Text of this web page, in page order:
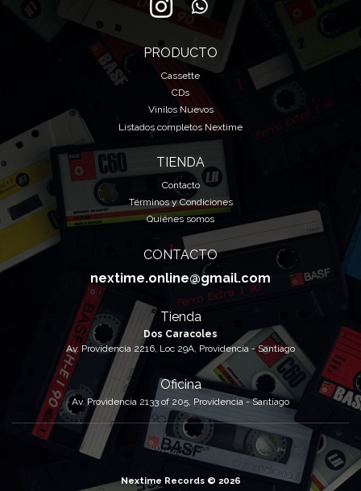
PRODUCTO
Cassette
CDs
Vinilos Nuevos
Listados completos Nextime
TIENDA
Contacto
Términos y Condiciones
Quiénes somos
CONTACTO
nextime.online@gmail.com
Tienda
Dos Caracoles
Av. Providencia 2216, Loc 29A, Providencia - Santiago
Oficina
Av. Providencia 2133 of 205, Providencia - Santiago
Nextime Records © 2026